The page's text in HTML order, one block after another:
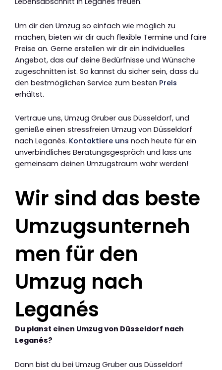
Um dir den Umzug so einfach wie möglich zu
machen, bieten wir dir auch flexible Termine und faire
Preise an. Gerne erstellen wir dir ein individuelles
Angebot, das auf deine Bedürfnisse und Wünsche
zugeschnitten ist. So kannst du sicher sein, dass du
den bestmöglichen Service zum besten Preis
erhältst.
Vertraue uns, Umzug Gruber aus Düsseldorf, und
genieße einen stressfreien Umzug von Düsseldorf
nach Leganés. Kontaktiere uns noch heute für ein
unverbindliches Beratungsgespräch und lass uns
gemeinsam deinen Umzugstraum wahr werden!
Wir sind das beste
Umzugsunterneh
men für den
Umzug nach
Leganés
Du planst einen Umzug von Düsseldorf nach
Leganés?
Dann bist du bei Umzug Gruber aus Düsseldorf